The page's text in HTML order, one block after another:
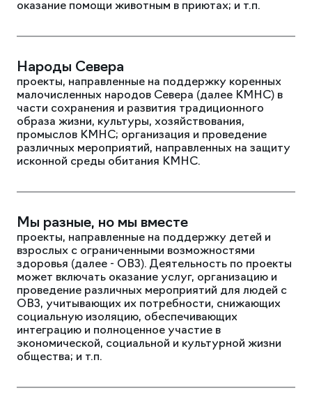
оказание помощи животным в приютах; и т.п.
Народы Севера
проекты, направленные на поддержку коренных
малочисленных народов Севера (далее КМНС) в
части сохранения и развития традиционного
образа жизни, культуры, хозяйствования,
промыслов КМНС; организация и проведение
различных мероприятий, направленных на защиту
исконной среды обитания КМНС.
Мы разные, но мы вместе
проекты, направленные на поддержку детей и
взрослых с ограниченными возможностями
здоровья (далее - ОВЗ). Деятельность по проекты
может включать оказание услуг, организацию и
проведение различных мероприятий для людей с
ОВЗ, учитывающих их потребности, снижающих
социальную изоляцию, обеспечивающих
интеграцию и полноценное участие в
экономической, социальной и культурной жизни
общества; и т.п.